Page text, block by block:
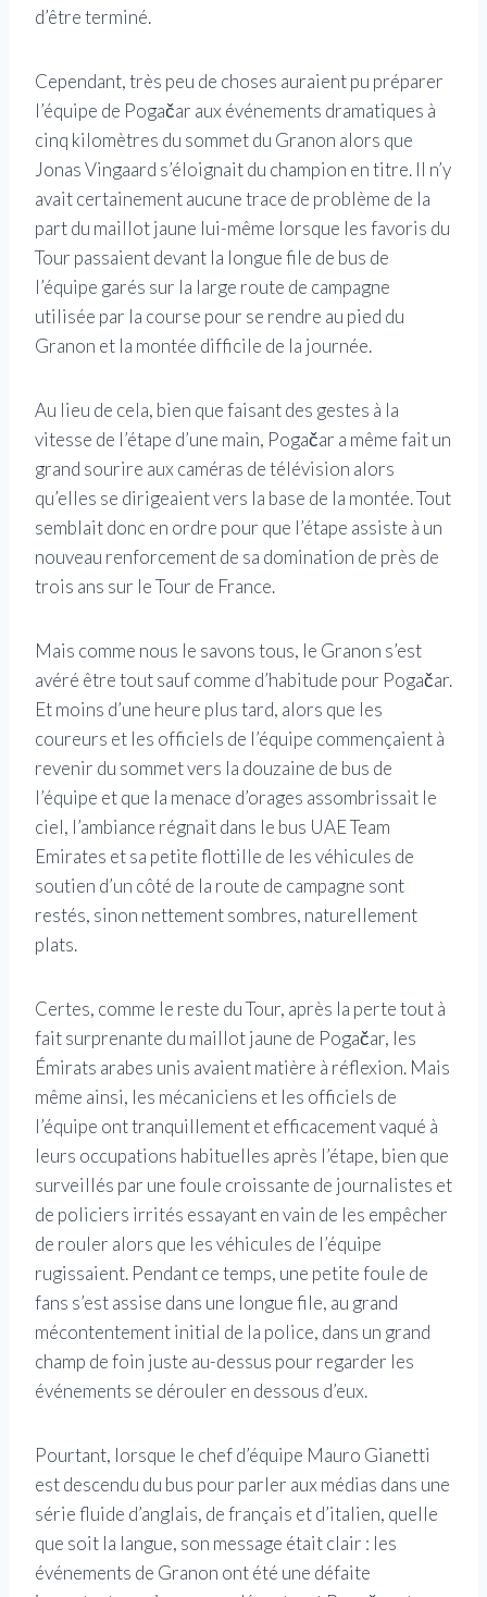
d’être terminé.
Cependant, très peu de choses auraient pu préparer
l’équipe de Pogačar aux événements dramatiques à
cinq kilomètres du sommet du Granon alors que
Jonas Vingaard s’éloignait du champion en titre. Il n’y
avait certainement aucune trace de problème de la
part du maillot jaune lui-même lorsque les favoris du
Tour passaient devant la longue file de bus de
l’équipe garés sur la large route de campagne
utilisée par la course pour se rendre au pied du
Granon et la montée difficile de la journée.
Au lieu de cela, bien que faisant des gestes à la
vitesse de l’étape d’une main, Pogačar a même fait un
grand sourire aux caméras de télévision alors
qu’elles se dirigeaient vers la base de la montée. Tout
semblait donc en ordre pour que l’étape assiste à un
nouveau renforcement de sa domination de près de
trois ans sur le Tour de France.
Mais comme nous le savons tous, le Granon s’est
avéré être tout sauf comme d’habitude pour Pogačar.
Et moins d’une heure plus tard, alors que les
coureurs et les officiels de l’équipe commençaient à
revenir du sommet vers la douzaine de bus de
l’équipe et que la menace d’orages assombrissait le
ciel, l’ambiance régnait dans le bus UAE Team
Emirates et sa petite flottille de les véhicules de
soutien d’un côté de la route de campagne sont
restés, sinon nettement sombres, naturellement
plats.
Certes, comme le reste du Tour, après la perte tout à
fait surprenante du maillot jaune de Pogačar, les
Émirats arabes unis avaient matière à réflexion. Mais
même ainsi, les mécaniciens et les officiels de
l’équipe ont tranquillement et efficacement vaqué à
leurs occupations habituelles après l’étape, bien que
surveillés par une foule croissante de journalistes et
de policiers irrités essayant en vain de les empêcher
de rouler alors que les véhicules de l’équipe
rugissaient. Pendant ce temps, une petite foule de
fans s’est assise dans une longue file, au grand
mécontentement initial de la police, dans un grand
champ de foin juste au-dessus pour regarder les
événements se dérouler en dessous d’eux.
Pourtant, lorsque le chef d’équipe Mauro Gianetti
est descendu du bus pour parler aux médias dans une
série fluide d’anglais, de français et d’italien, quelle
que soit la langue, son message était clair : les
événements de Granon ont été une défaite